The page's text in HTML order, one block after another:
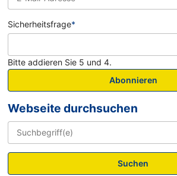
Sicherheitsfrage*
Bitte addieren Sie 5 und 4.
Abonnieren
Webseite durchsuchen
Suchen